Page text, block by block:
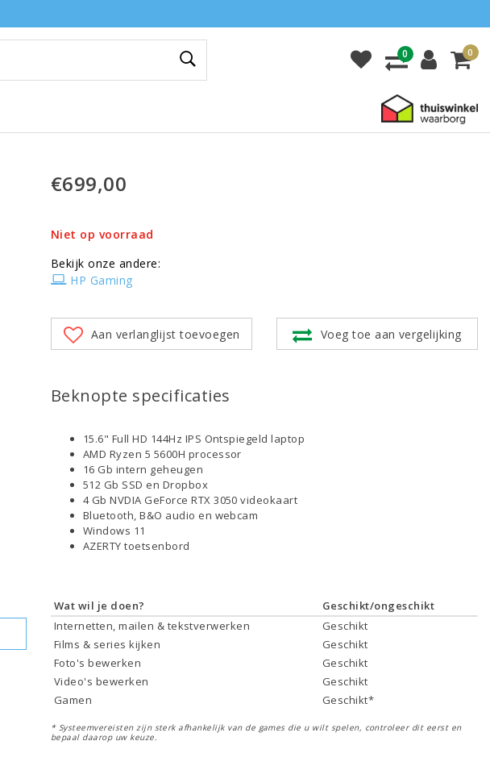
0 0
€699,00
Niet op voorraad
Bekijk onze andere:
HP Gaming
Aan verlanglijst toevoegen Voeg toe aan vergelijking
Beknopte specificaties
15.6" Full HD 144Hz IPS Ontspiegeld laptop
AMD Ryzen 5 5600H processor
16 Gb intern geheugen
512 Gb SSD en Dropbox
4 Gb NVDIA GeForce RTX 3050 videokaart
Bluetooth, B&O audio en webcam
Windows 11
AZERTY toetsenbord
Wat wil je doen?
Geschikt/ongeschikt
Internetten, mailen & tekstverwerken
Geschikt
Films & series kijken
Geschikt
Foto's bewerken
Geschikt
Video's bewerken
Geschikt
Gamen
Geschikt*
* Systeemvereisten zijn sterk afhankelijk van de games die u wilt spelen, controleer dit eerst en
bepaal daarop uw keuze.